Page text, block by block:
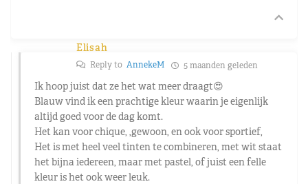
Elisah
Reply to AnnekeM 5 maanden geleden
Ik hoop juist dat ze het wat meer draagt😍
Blauw vind ik een prachtige kleur waarin je eigenlijk
altijd goed voor de dag komt.
Het kan voor chique, ,gewoon, en ook voor sportief,
Het is met heel veel tinten te combineren, met wit staat
het bijna iedereen, maar met pastel, of juist een felle
kleur is het ook weer leuk.